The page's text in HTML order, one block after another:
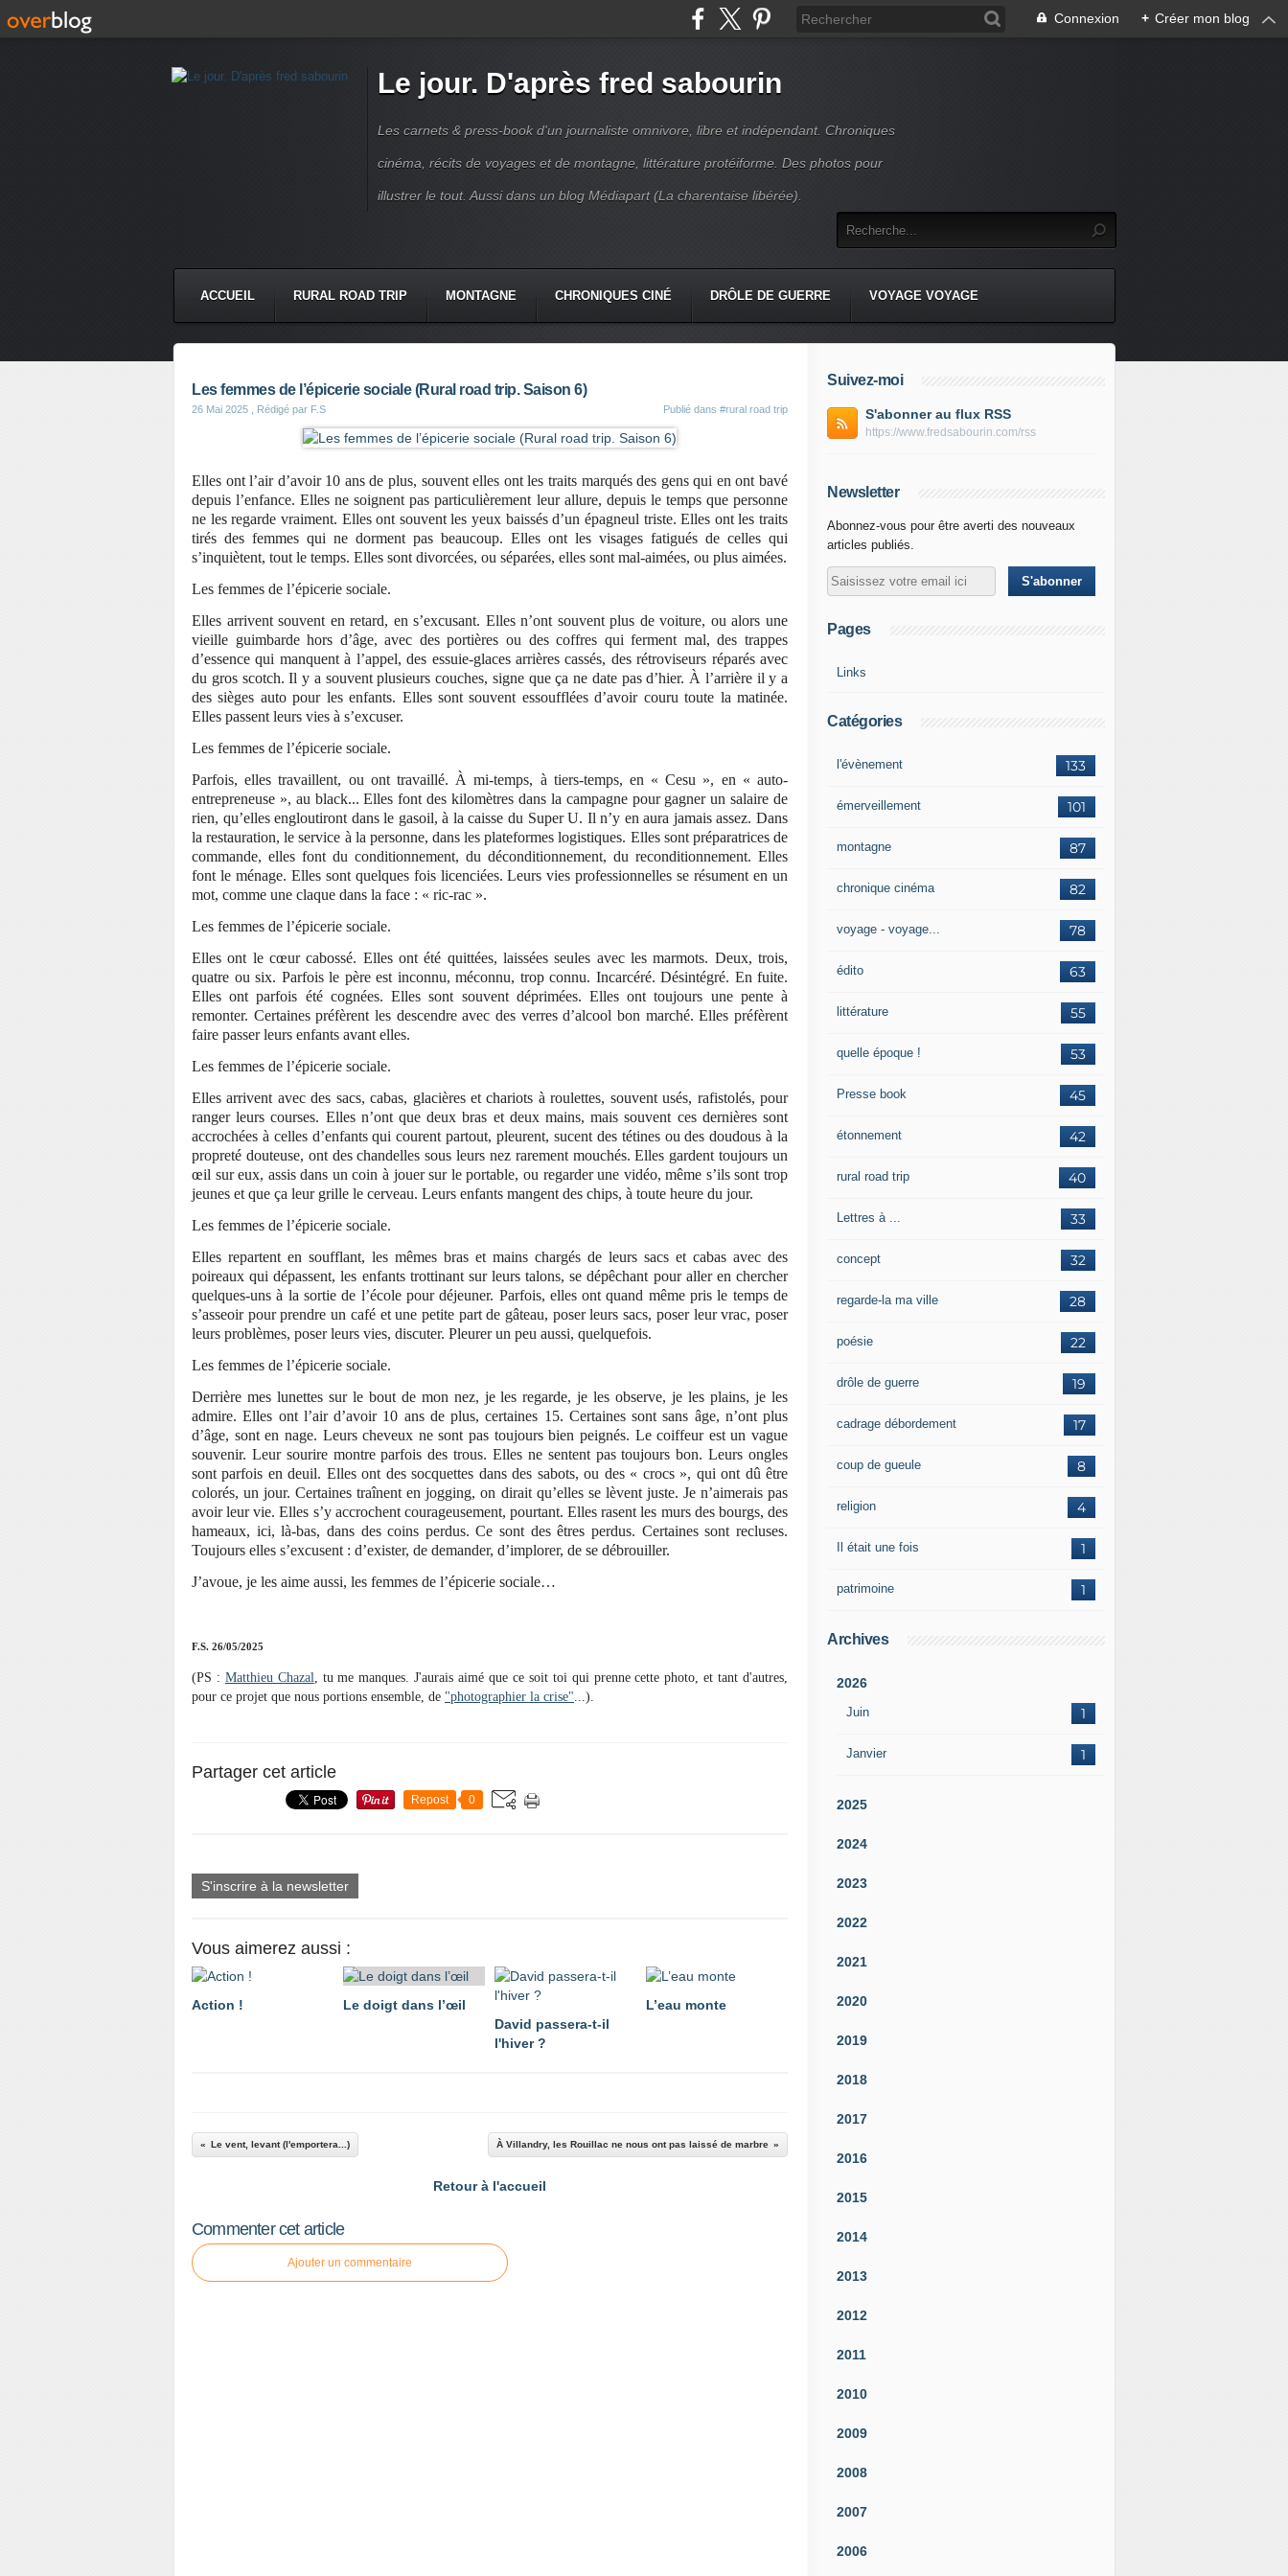
Connexion + Créer mon blog
Le jour. D'après fred sabourin
Les carnets & press-book d'un journaliste omnivore, libre et indépendant. Chroniques
cinéma, récits de voyages et de montagne, littérature protéiforme. Des photos pour
illustrer le tout. Aussi dans un blog Médiapart (La charentaise libérée).
ACCUEIL RURAL ROAD TRIP MONTAGNE CHRONIQUES CINÉ DRÔLE DE GUERRE VOYAGE VOYAGE
Les femmes de l’épicerie sociale (Rural road trip. Saison 6)
26 Mai 2025 , Rédigé par F.S Publié dans #rural road trip
Elles ont l’air d’avoir 10 ans de plus, souvent elles ont les traits marqués des gens qui en ont bavé
depuis l’enfance. Elles ne soignent pas particulièrement leur allure, depuis le temps que personne
ne les regarde vraiment. Elles ont souvent les yeux baissés d’un épagneul triste. Elles ont les traits
tirés des femmes qui ne dorment pas beaucoup. Elles ont les visages fatigués de celles qui
s’inquiètent, tout le temps. Elles sont divorcées, ou séparées, elles sont mal-aimées, ou plus aimées.
Les femmes de l’épicerie sociale.
Elles arrivent souvent en retard, en s’excusant. Elles n’ont souvent plus de voiture, ou alors une
vieille guimbarde hors d’âge, avec des portières ou des coffres qui ferment mal, des trappes
d’essence qui manquent à l’appel, des essuie-glaces arrières cassés, des rétroviseurs réparés avec
du gros scotch. Il y a souvent plusieurs couches, signe que ça ne date pas d’hier. À l’arrière il y a
des sièges auto pour les enfants. Elles sont souvent essoufflées d’avoir couru toute la matinée.
Elles passent leurs vies à s’excuser.
Les femmes de l’épicerie sociale.
Parfois, elles travaillent, ou ont travaillé. À mi-temps, à tiers-temps, en « Cesu », en « auto-
entrepreneuse », au black... Elles font des kilomètres dans la campagne pour gagner un salaire de
rien, qu’elles engloutiront dans le gasoil, à la caisse du Super U. Il n’y en aura jamais assez. Dans
la restauration, le service à la personne, dans les plateformes logistiques. Elles sont préparatrices de
commande, elles font du conditionnement, du déconditionnement, du reconditionnement. Elles
font le ménage. Elles sont quelques fois licenciées. Leurs vies professionnelles se résument en un
mot, comme une claque dans la face : « ric-rac ».
Les femmes de l’épicerie sociale.
Elles ont le cœur cabossé. Elles ont été quittées, laissées seules avec les marmots. Deux, trois,
quatre ou six. Parfois le père est inconnu, méconnu, trop connu. Incarcéré. Désintégré. En fuite.
Elles ont parfois été cognées. Elles sont souvent déprimées. Elles ont toujours une pente à
remonter. Certaines préfèrent les descendre avec des verres d’alcool bon marché. Elles préfèrent
faire passer leurs enfants avant elles.
Les femmes de l’épicerie sociale.
Elles arrivent avec des sacs, cabas, glacières et chariots à roulettes, souvent usés, rafistolés, pour
ranger leurs courses. Elles n’ont que deux bras et deux mains, mais souvent ces dernières sont
accrochées à celles d’enfants qui courent partout, pleurent, sucent des tétines ou des doudous à la
propreté douteuse, ont des chandelles sous leurs nez rarement mouchés. Elles gardent toujours un
œil sur eux, assis dans un coin à jouer sur le portable, ou regarder une vidéo, même s’ils sont trop
jeunes et que ça leur grille le cerveau. Leurs enfants mangent des chips, à toute heure du jour.
Les femmes de l’épicerie sociale.
Elles repartent en soufflant, les mêmes bras et mains chargés de leurs sacs et cabas avec des
poireaux qui dépassent, les enfants trottinant sur leurs talons, se dépêchant pour aller en chercher
quelques-uns à la sortie de l’école pour déjeuner. Parfois, elles ont quand même pris le temps de
s’asseoir pour prendre un café et une petite part de gâteau, poser leurs sacs, poser leur vrac, poser
leurs problèmes, poser leurs vies, discuter. Pleurer un peu aussi, quelquefois.
Les femmes de l’épicerie sociale.
Derrière mes lunettes sur le bout de mon nez, je les regarde, je les observe, je les plains, je les
admire. Elles ont l’air d’avoir 10 ans de plus, certaines 15. Certaines sont sans âge, n’ont plus
d’âge, sont en nage. Leurs cheveux ne sont pas toujours bien peignés. Le coiffeur est un vague
souvenir. Leur sourire montre parfois des trous. Elles ne sentent pas toujours bon. Leurs ongles
sont parfois en deuil. Elles ont des socquettes dans des sabots, ou des « crocs », qui ont dû être
colorés, un jour. Certaines traînent en jogging, on dirait qu’elles se lèvent juste. Je n’aimerais pas
avoir leur vie. Elles s’y accrochent courageusement, pourtant. Elles rasent les murs des bourgs, des
hameaux, ici, là-bas, dans des coins perdus. Ce sont des êtres perdus. Certaines sont recluses.
Toujours elles s’excusent : d’exister, de demander, d’implorer, de se débrouiller.
J’avoue, je les aime aussi, les femmes de l’épicerie sociale…
F.S. 26/05/2025
(PS : Matthieu Chazal, tu me manques. J'aurais aimé que ce soit toi qui prenne cette photo, et tant d'autres,
pour ce projet que nous portions ensemble, de "photographier la crise"...).
Partager cet article
Repost 0
S'inscrire à la newsletter
Vous aimerez aussi :
Action !
Le doigt dans l’œil
David passera-t-il
l'hiver ?
L’eau monte
Le vent, levant (l'emportera...) À Villandry, les Rouillac ne nous ont pas laissé de marbre
Retour à l'accueil
Commenter cet article
Ajouter un commentaire
Suivez-moi
S'abonner au flux RSS
https://www.fredsabourin.com/rss
Newsletter
Abonnez-vous pour être averti des nouveaux
articles publiés.
Pages
Links
Catégories
133
l'évènement
101
émerveillement
87
montagne
82
chronique cinéma
78
voyage - voyage...
63
édito
55
littérature
53
quelle époque !
45
Presse book
42
étonnement
40
rural road trip
33
Lettres à ...
32
concept
28
regarde-la ma ville
22
poésie
19
drôle de guerre
17
cadrage débordement
8
coup de gueule
4
religion
1
Il était une fois
1
patrimoine
Archives
2026
Juin 1
Janvier 1
2025
2024
2023
2022
2021
2020
2019
2018
2017
2016
2015
2014
2013
2012
2011
2010
2009
2008
2007
2006